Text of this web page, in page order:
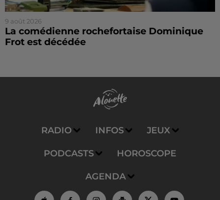
9 août 2026
La comédienne rochefortaise Dominique
Frot est décédée
RADIO INFOS JEUX
PODCASTS HOROSCOPE
AGENDA